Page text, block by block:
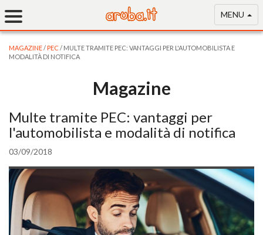
MENU
MAGAZINE/ PEC/ MULTE TRAMITE PEC: VANTAGGI PER L'AUTOMOBILISTA E
MODALITÀ DI NOTIFICA
Magazine
Multe tramite PEC: vantaggi per
l'automobilista e modalità di notifica
03/09/2018